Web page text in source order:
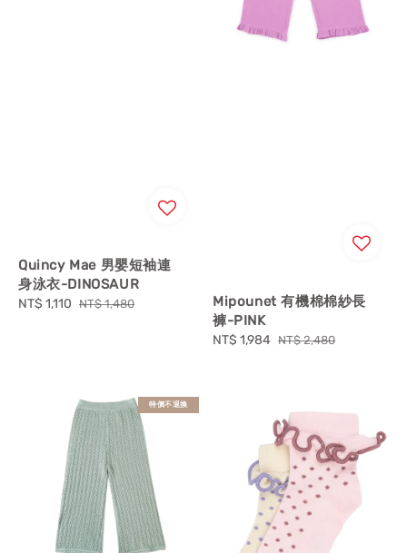
Quincy Mae 男嬰短袖連
身泳衣-DINOSAUR
Sale
NT$ 1,110 Regular
NT$ 1,480
Mipounet 有機棉棉紗長
褲-PINK
Sale
NT$ 1,984 Regular
NT$ 2,480
特價不退換